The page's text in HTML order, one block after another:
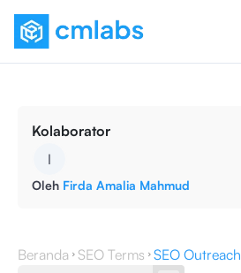
Kolaborator
I
Oleh Firda Amalia Mahmud
Beranda SEO Terms SEO Outreach